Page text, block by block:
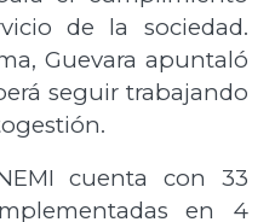
de la sociedad.
Guevara apuntaló
seguir trabajando
cuenta con 33
en 4